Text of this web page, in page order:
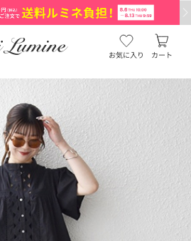
お気に入り カート